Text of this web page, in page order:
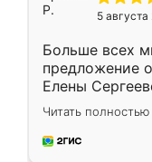
5
Больше всех
предложение
Елены
короткие
для замера
предложил по
Читать полностью